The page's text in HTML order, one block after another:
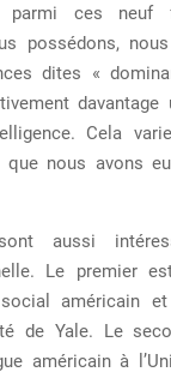
ces neuf
possédons,
dites «
davantage
Cela
que nous avons
aussi
Le premier
américain et
de Yale. Le
américain à